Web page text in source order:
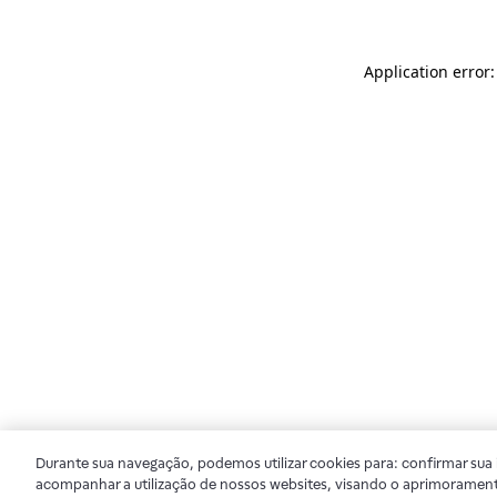
Application
Durante sua navegação, podemos utilizar cookies para: confirmar
acompanhar a utilização de nossos websites, visando o